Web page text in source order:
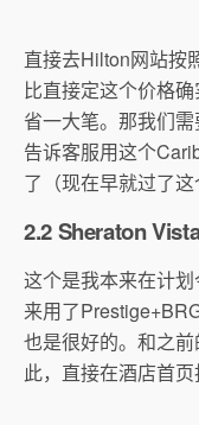
直接去Hilton网站按
比直接定这个价格
省一大笔。那我们
告诉客服用这个
了（现在早就过了
2.2 Sheraton
这个是我本来在计
来用了
也是很好的。和之
此，直接在酒店首